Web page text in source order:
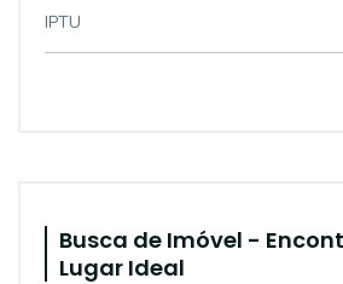
IPTU
Busca de Imóvel -
Lugar Ideal